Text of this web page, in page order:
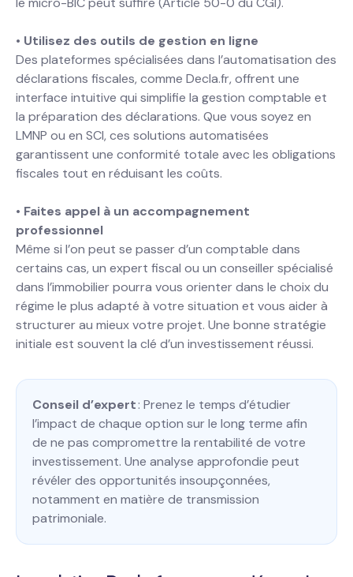
• Utilisez des outils de gestion en ligne
Des plateformes spécialisées dans l’automatisation des
déclarations fiscales, comme Decla.fr, offrent une
interface intuitive qui simplifie la gestion comptable et
la préparation des déclarations. Que vous soyez en
LMNP ou en SCI, ces solutions automatisées
garantissent une conformité totale avec les obligations
fiscales tout en réduisant les coûts.
• Faites appel à un accompagnement
professionnel
Même si l’on peut se passer d’un comptable dans
certains cas, un expert fiscal ou un conseiller spécialisé
dans l’immobilier pourra vous orienter dans le choix du
régime le plus adapté à votre situation et vous aider à
structurer au mieux votre projet. Une bonne stratégie
initiale est souvent la clé d’un investissement réussi.
Conseil d’expert: Prenez le temps d’étudier
l’impact de chaque option sur le long terme afin
de ne pas compromettre la rentabilité de votre
investissement. Une analyse approfondie peut
révéler des opportunités insoupçonnées,
notamment en matière de transmission
patrimoniale.